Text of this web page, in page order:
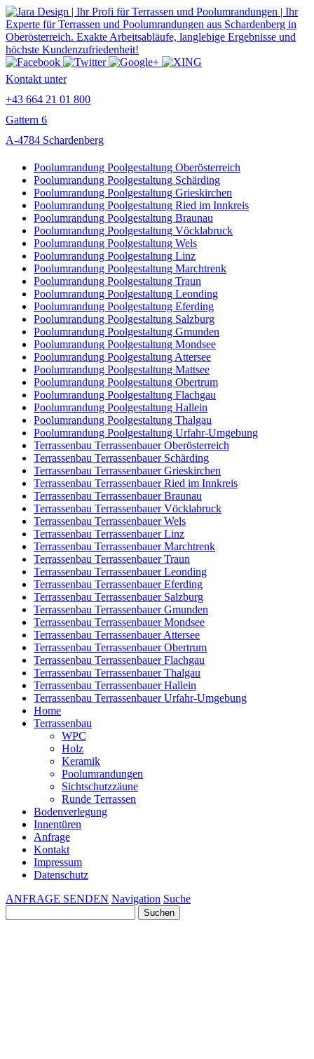
Kontakt unter
+43 664 21 01 800
Gattern 6
A-4784 Schardenberg
Poolumrandung Poolgestaltung Oberösterreich
Poolumrandung Poolgestaltung Schärding
Poolumrandung Poolgestaltung Grieskirchen
Poolumrandung Poolgestaltung Ried im Innkreis
Poolumrandung Poolgestaltung Braunau
Poolumrandung Poolgestaltung Vöcklabruck
Poolumrandung Poolgestaltung Wels
Poolumrandung Poolgestaltung Linz
Poolumrandung Poolgestaltung Marchtrenk
Poolumrandung Poolgestaltung Traun
Poolumrandung Poolgestaltung Leonding
Poolumrandung Poolgestaltung Eferding
Poolumrandung Poolgestaltung Salzburg
Poolumrandung Poolgestaltung Gmunden
Poolumrandung Poolgestaltung Mondsee
Poolumrandung Poolgestaltung Attersee
Poolumrandung Poolgestaltung Mattsee
Poolumrandung Poolgestaltung Obertrum
Poolumrandung Poolgestaltung Flachgau
Poolumrandung Poolgestaltung Hallein
Poolumrandung Poolgestaltung Thalgau
Poolumrandung Poolgestaltung Urfahr-Umgebung
Terrassenbau Terrassenbauer Oberösterreich
Terrassenbau Terrassenbauer Schärding
Terrassenbau Terrassenbauer Grieskirchen
Terrassenbau Terrassenbauer Ried im Innkreis
Terrassenbau Terrassenbauer Braunau
Terrassenbau Terrassenbauer Vöcklabruck
Terrassenbau Terrassenbauer Wels
Terrassenbau Terrassenbauer Linz
Terrassenbau Terrassenbauer Marchtrenk
Terrassenbau Terrassenbauer Traun
Terrassenbau Terrassenbauer Leonding
Terrassenbau Terrassenbauer Eferding
Terrassenbau Terrassenbauer Salzburg
Terrassenbau Terrassenbauer Gmunden
Terrassenbau Terrassenbauer Mondsee
Terrassenbau Terrassenbauer Attersee
Terrassenbau Terrassenbauer Obertrum
Terrassenbau Terrassenbauer Flachgau
Terrassenbau Terrassenbauer Thalgau
Terrassenbau Terrassenbauer Hallein
Terrassenbau Terrassenbauer Urfahr-Umgebung
Home
Terrassenbau
WPC
Holz
Keramik
Poolumrandungen
Sichtschutzzäune
Runde Terrassen
Bodenverlegung
Innentüren
Anfrage
Kontakt
Impressum
Datenschutz
ANFRAGE SENDEN Navigation Suche
nach: